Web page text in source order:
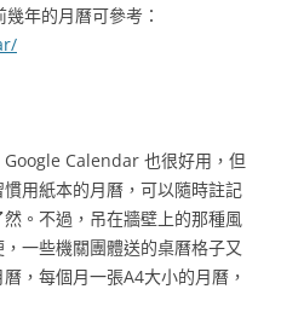
年的月曆可參考：
Google Calendar 也很好用，但
用紙本的月曆，可以隨時註記
。不過，吊在牆壁上的那種風
一些機關團體送的桌曆格子又
，每個月一張A4大小的月曆，